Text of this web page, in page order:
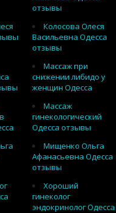
отзывы
Колосова Олеся
Васильевна Одесса
отзывы
Массаж при
снижении либидо у
женщин Одесса
Массаж
гинекологический
Одесса отзывы
Мищенко Ольга
Афанасьевна Одесса
отзывы
Хороший
гинеколог
эндокринолог Одесса